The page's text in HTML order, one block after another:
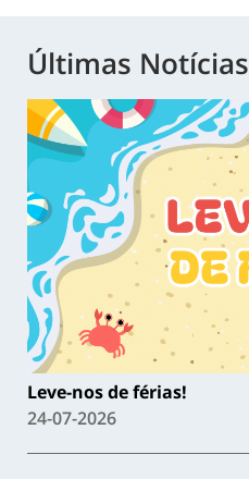
Últimas Notícias
Leve-nos de férias!
24-07-2026